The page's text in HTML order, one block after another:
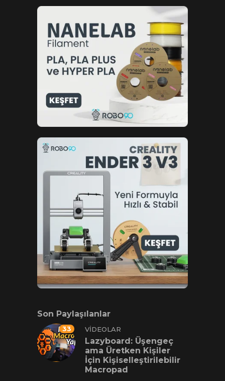
Son Paylaşılanlar
33 VIDEOLAR
Lazyboard: Üşengeç
ama Üretken Kişiler
İçin Kişiselleştirilebilir
Macropad